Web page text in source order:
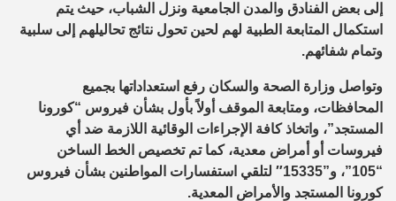
إلى بعض الفنادق والمدن الجامعية ونزل الشباب، حيث يتم
استكمال المتابعة الطبية لهم لحين تحول نتائج تحاليلهم إلى سلبية
وتمام شفائهم.
وتواصل وزارة الصحة والسكان رفع استعداداتها بجميع
المحافظات، ومتابعة الموقف أولاً بأول بشأن فيروس “كورونا
المستجد”، واتخاذ كافة الإجراءات الوقائية اللازمة ضد أي
فيروسات أو أمراض معدية، كما تم تخصيص الخط الساخن
“105”، و”15335″ لتلقي استفسارات المواطنين بشأن فيروس
كورونا المستجد والأمراض المعدية.